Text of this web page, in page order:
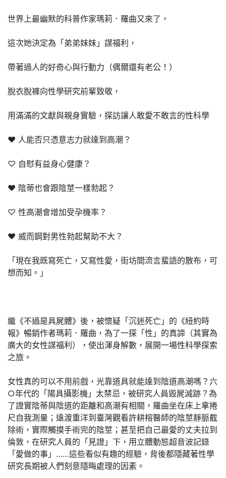
世界上最幽默的科普作家瑪莉．羅曲又來了，
這次她決定為「弟弟妹妹」謀福利，
帶著過人的好奇心與行動力（偶爾還有老公！）
脫衣脫褲向性學研究前輩致敬，
用滿滿的文獻與親身實驗，探訪讓人敢愛不敢言的性科學
♥ 人能否只憑意志力就達到高潮？
♡ 自慰有益身心健康？
♥ 陰蒂也會跟陰莖一樣勃起？
♡ 性高潮會增加受孕機率？
♥ 威而鋼對男性勃起幫助不大？
「現在我既寫死亡，又寫性愛，街坊間流言蜚語的散布，可
想而知。」
繼《不過是具屍體》後，被懷疑「沉迷死亡」的《紐約時
報》暢銷作者瑪莉．羅曲，為了一探「性」的真諦（其實為
廣大的女性謀福利），使出渾身解數，展開一場性科學探索
之旅。
女性真的可以不用前戲，光靠道具就能達到陰道高潮嗎？六
○年代的「陽具攝影機」太禁忌，被研究人員毀屍滅跡？為
了證實陰蒂與陰道的距離和高潮有相關，羅曲坐在床上拿捲
尺自我測量；遠渡重洋到臺灣觀看許耕榕醫師的陰莖靜脈截
除術，實際觸摸手術完的陰莖；甚至把自己最愛的丈夫拉到
倫敦，在研究人員的「見證」下，用立體動態超音波記錄
「愛做的事」……這些看似有趣的經驗，背後都隱藏著性學
研究長期被人們刻意隱晦處理的因素。